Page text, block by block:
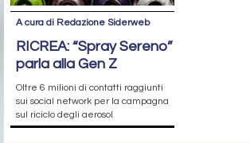
A cura di Redazione Siderweb
RICREA: “Spray Sereno”
parla alla Gen Z
Oltre 6 milioni di contatti raggiunti
sui social network per la campagna
sul riciclo degli aerosol